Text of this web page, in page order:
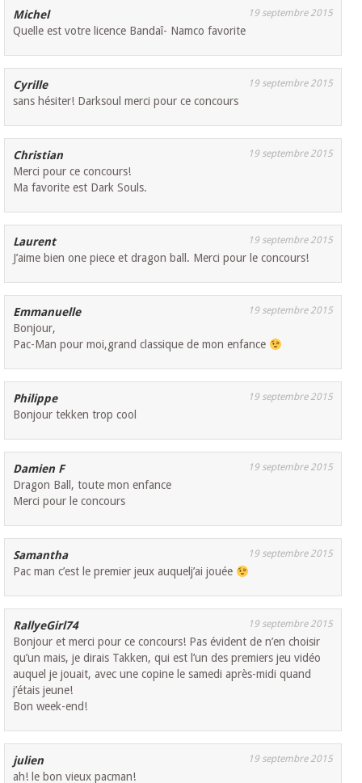
Michel 19 septembre 2015
Quelle est votre licence Bandaî- Namco favorite
Cyrille 19 septembre 2015
sans hésiter! Darksoul merci pour ce concours
Christian 19 septembre 2015
Merci pour ce concours!
Ma favorite est Dark Souls.
Laurent 19 septembre 2015
J’aime bien one piece et dragon ball. Merci pour le concours!
Emmanuelle 19 septembre 2015
Bonjour,
Pac-Man pour moi,grand classique de mon enfance
Philippe 19 septembre 2015
Bonjour tekken trop cool
Damien F 19 septembre 2015
Dragon Ball, toute mon enfance
Merci pour le concours
Samantha 19 septembre 2015
Pac man c’est le premier jeux auquelj’ai jouée
RallyeGirl74 19 septembre 2015
Bonjour et merci pour ce concours! Pas évident de n’en choisir
qu’un mais, je dirais Takken, qui est l’un des premiers jeu vidéo
auquel je jouait, avec une copine le samedi après-midi quand
j’étais jeune!
Bon week-end!
julien 19 septembre 2015
ah! le bon vieux pacman!